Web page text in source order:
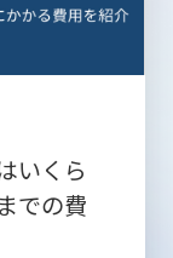
いくら
での費